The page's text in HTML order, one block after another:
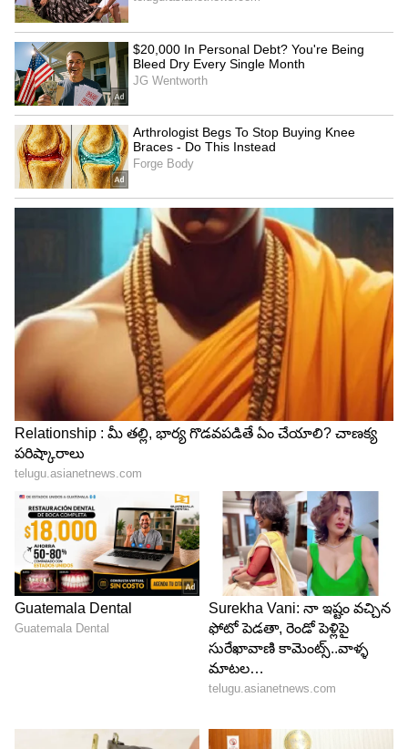
4
8
Jiohotstar
జ్యోకు మాటిచ్చిన దీప
కార్తీక్, దీప ఇంటికి వెళ్లడానికి రెడీ అవుతుంటారు. ఎక్కడికి
అనుకుంటూ వస్తుంది జ్యోత్స్న. మాకు ఇల్లు, పిల్లలు,
సంపారం ఉంది త్వరగా వెళ్లాలి. ఇలాంటివి నీకు అర్థం
కాదులే అంటుంది దీప. మీలాంటి ఆదర్శ దంపతులను అర్థం
చేసుకోవడం అంత తేలికేం కాదు అంటుంది జ్యోత్స్న. నెల
రోజుల్లో నా పెళ్లి చేస్తామని మాటిచ్చారు. చేయకపోతే ఏం
చేస్తారు అంటుంది జ్యోత్స్న.
కచ్చితంగా పెళ్లి జరుగుతుంది అంటుంది దీప. మీరు
ఓడిపోతే ఏం చేస్తారో అది చెప్పు అంటుంది జ్యోత్స్న. నువ్వు
ఏది అడిగితే అది ఇస్తామని మాటిస్తుంది దీప. ఆ మాటను
శ్రీధర్ చాటుగా వింటాడు. ఆ తర్వాత దీప, కార్తీక్ లను తానే
డ్రాప్ చేస్తానని శ్రీధర్ ని వెళ్లిపోమంటుంది జ్యోత్స్న.